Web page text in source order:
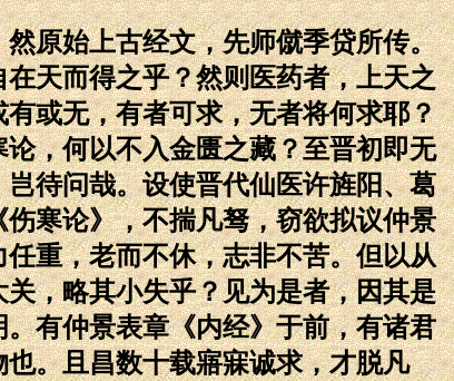
原始上古经文，先师僦季贷所传。
天而得之乎？然则医药者，上天之
或无，有者可求，无者将何求耶？
，何以不入金匮之藏？至晋初即无
待问哉。设使晋代仙医许旌阳、葛
寒论》，不揣凡驽，窃欲拟议仲景
重，老而不休，志非不苦。但以从
，略其小失乎？见为是者，因其是
有仲景表章《内经》于前，有诸君
。且昌数十载寤寐诚求，才脱凡